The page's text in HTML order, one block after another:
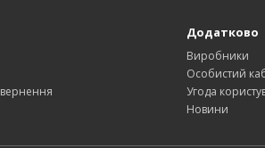
Додатково
Виробники
Особистий
Угода
Новини